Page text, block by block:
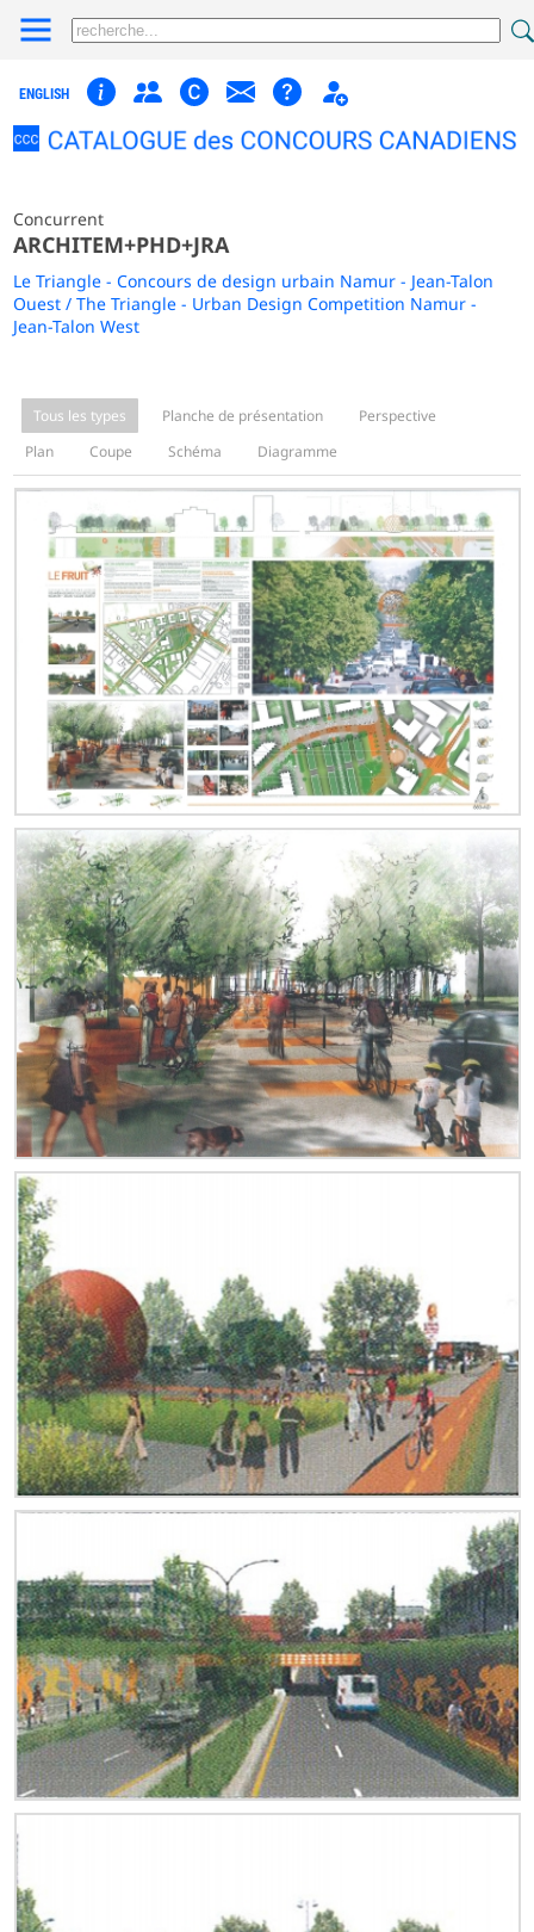
ENGLISH
Concurrent
ARCHITEM+PHD+JRA
Le Triangle - Concours de design urbain Namur - Jean-Talon
Ouest / The Triangle - Urban Design Competition Namur -
Jean-Talon West
Tous les types Planche de présentation
Perspective
Plan
Coupe Schéma Diagramme